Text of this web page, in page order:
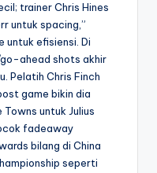
trainer Chris Hines
untuk spacing,”
untuk efisiensi. Di
ahead shots akhir
Pelatih Chris Finch
game bikin dia
untuk Julius
fadeaway
bilang di China
seperti